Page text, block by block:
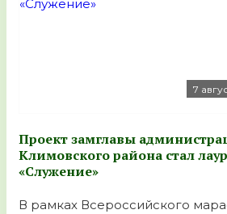
7
Проект замглавы
Климовского района стал
«Служение»
В рамках Всероссийского